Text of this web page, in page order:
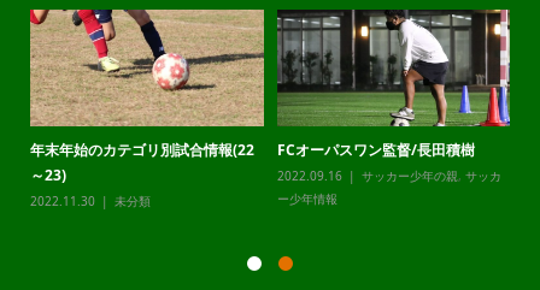
年末年始のカテゴリ別試合情報(22
～23)
2022.11.30 未分類
FCオーパスワン監督/長田積樹
2022.09.16 サッカー少年の親, サッカ
ー少年情報